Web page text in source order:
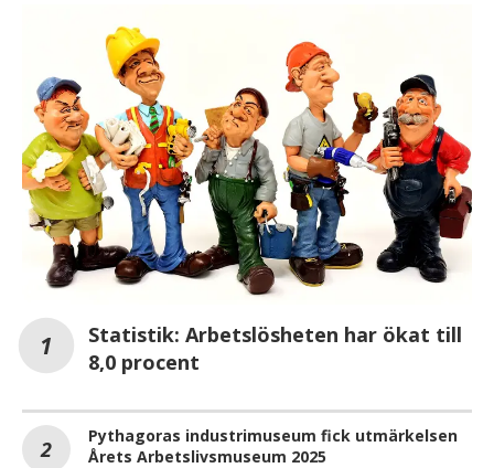
Statistik: Arbetslösheten har ökat till
8,0 procent
Pythagoras industrimuseum fick utmärkelsen
Årets Arbetslivsmuseum 2025